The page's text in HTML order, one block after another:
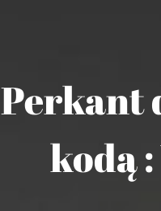
Perkant
kodą